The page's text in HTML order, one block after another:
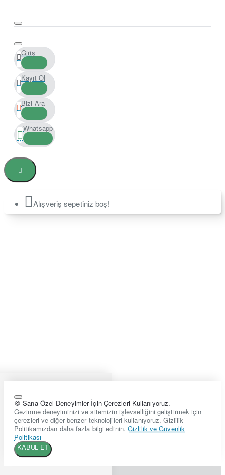
Giriş
Kayıt Ol
Bizi Ara
Whatsapp
Alışveriş sepetiniz boş!
🍪 Sana Özel Deneyimler İçin Çerezleri Kullanıyoruz.
Gezinme deneyiminizi ve sitemizin işlevselliğini geliştirmek için
çerezleri ve diğer benzer teknolojileri kullanıyoruz. Gizlilik
Politikamızdan daha fazla bilgi edinin.Gizlilik ve Güvenlik
Politikası
KABUL ET